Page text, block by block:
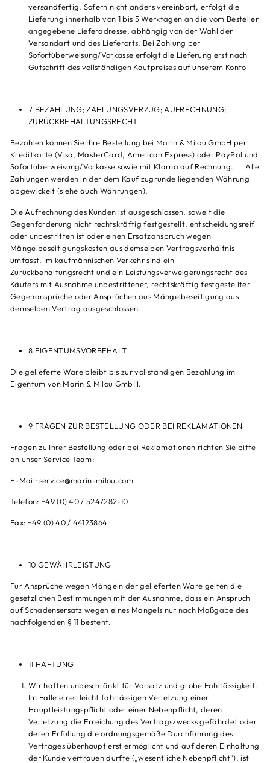
versandfertig. Sofern nicht anders vereinbart, erfolgt die
Lieferung innerhalb von 1 bis 5 Werktagen an die vom Besteller
angegebene Lieferadresse, abhängig von der Wahl der
Versandart und des Lieferorts. Bei Zahlung per
Sofortüberweisung/Vorkasse erfolgt die Lieferung erst nach
Gutschrift des vollständigen Kaufpreises auf unserem Konto
7 BEZAHLUNG; ZAHLUNGSVERZUG; AUFRECHNUNG;
ZURÜCKBEHALTUNGSRECHT
Bezahlen können Sie Ihre Bestellung bei Marin & Milou GmbH per
Kreditkarte (Visa, MasterCard, American Express) oder PayPal und
Sofortüberweisung/Vorkasse sowie mit Klarna auf Rechnung. Alle
Zahlungen werden in der dem Kauf zugrunde liegenden Währung
abgewickelt (siehe auch Währungen).
Die Aufrechnung des Kunden ist ausgeschlossen, soweit die
Gegenforderung nicht rechtskräftig festgestellt, entscheidungsreif
oder unbestritten ist oder einen Ersatzanspruch wegen
Mängelbeseitigungskosten aus demselben Vertragsverhältnis
umfasst. Im kaufmännischen Verkehr sind ein
Zurückbehaltungsrecht und ein Leistungsverweigerungsrecht des
Käufers mit Ausnahme unbestrittener, rechtskräftig festgestellter
Gegenansprüche oder Ansprüchen aus Mängelbeseitigung aus
demselben Vertrag ausgeschlossen.
8 EIGENTUMSVORBEHALT
Die gelieferte Ware bleibt bis zur vollständigen Bezahlung im
Eigentum von Marin & Milou GmbH.
9 FRAGEN ZUR BESTELLUNG ODER BEI REKLAMATIONEN
Fragen zu Ihrer Bestellung oder bei Reklamationen richten Sie bitte
an unser Service Team:
E-Mail: service@marin-milou.com
Telefon: +49 (0) 40 / 5247282-10
Fax: +49 (0) 40 / 44123864
10 GEWÄHRLEISTUNG
Für Ansprüche wegen Mängeln der gelieferten Ware gelten die
gesetzlichen Bestimmungen mit der Ausnahme, dass ein Anspruch
auf Schadensersatz wegen eines Mangels nur nach Maßgabe des
nachfolgenden § 11 besteht.
11 HAFTUNG
Wir haften unbeschränkt für Vorsatz und grobe Fahrlässigkeit.
Im Falle einer leicht fahrlässigen Verletzung einer
Hauptleistungspflicht oder einer Nebenpflicht, deren
Verletzung die Erreichung des Vertragszwecks gefährdet oder
deren Erfüllung die ordnungsgemäße Durchführung des
Vertrages überhaupt erst ermöglicht und auf deren Einhaltung
der Kunde vertrauen durfte („wesentliche Nebenpflicht“), ist